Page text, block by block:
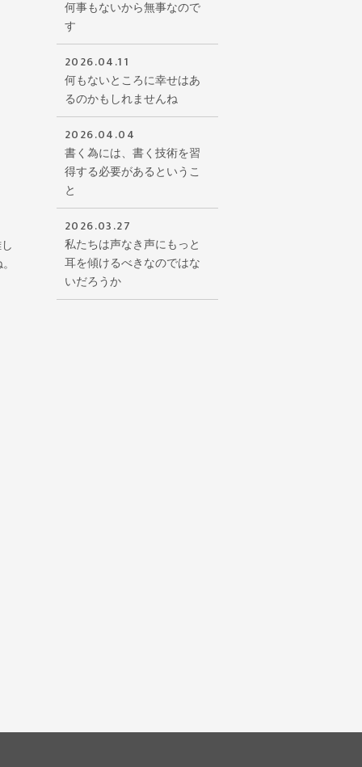
何事もないから無事なので
す
2026.04.11
何もないところに幸せはあ
るのかもしれませんね
2026.04.04
書く為には、書く技術を習
得する必要があるというこ
と
2026.03.27
私たちは声なき声にもっと
耳を傾けるべきなのではな
いだろうか